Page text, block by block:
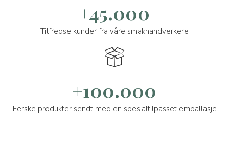
+45.000
Tilfredse kunder fra våre smakhandverkere
+100.000
Ferske produkter sendt med en spesialtilpasset emballasje